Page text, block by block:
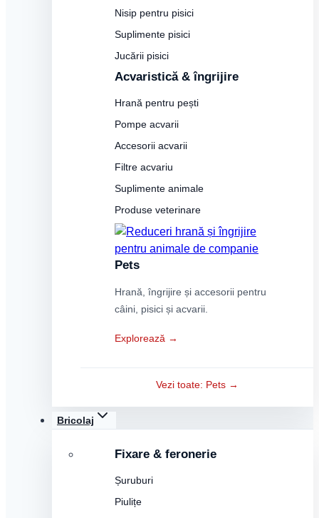
Nisip pentru pisici
Suplimente pisici
Jucării pisici
Acvaristică & îngrijire
Hrană pentru pești
Pompe acvarii
Accesorii acvarii
Filtre acvariu
Suplimente animale
Produse veterinare
Pets
Hrană, îngrijire și accesorii pentru
câini, pisici și acvarii.
Explorează →
Vezi toate: Pets →
Bricolaj
Fixare & feronerie
Șuruburi
Piulițe